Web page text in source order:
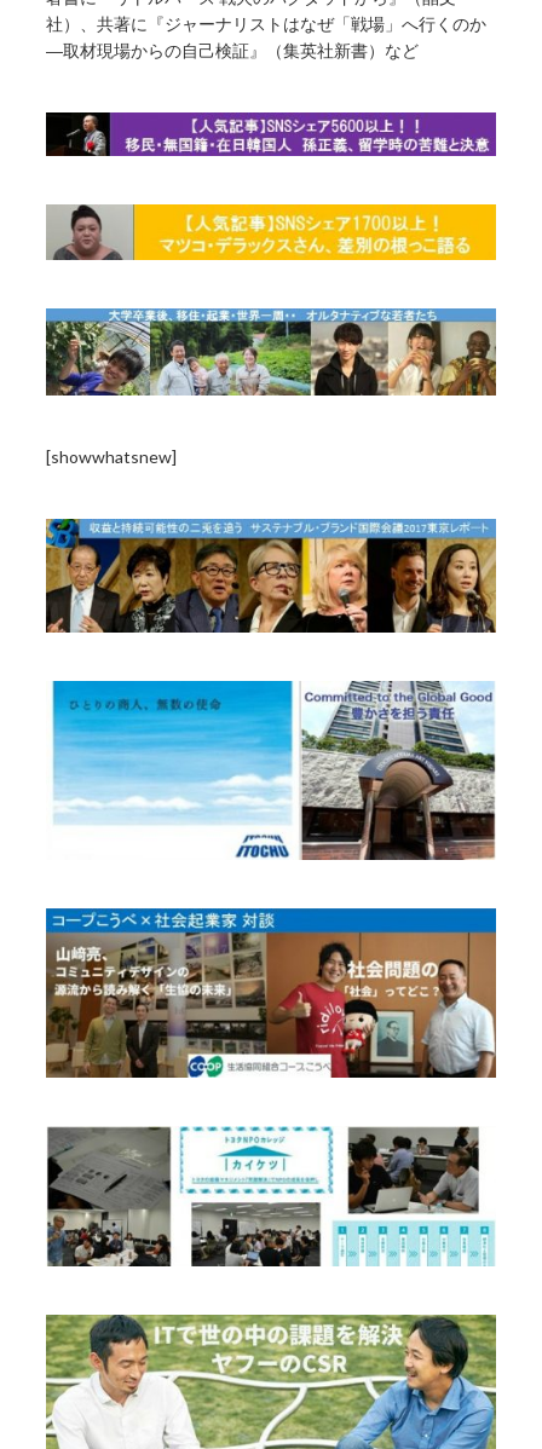
社）、共著に『ジャーナリストはなぜ「戦場」へ行くのか
―取材現場からの自己検証』（集英社新書）など
[showwhatsnew]